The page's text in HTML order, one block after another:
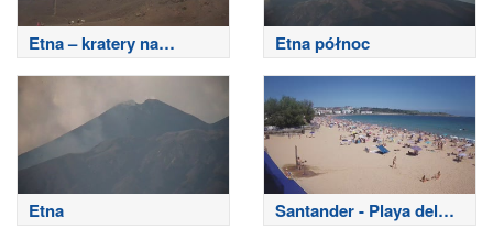
Etna – kratery na
szczycie
Etna północ
Etna
Santander - Playa del
Sardinero